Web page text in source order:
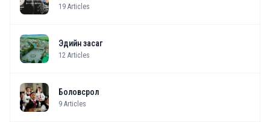
19 Articles
Эдийн засаг
12 Articles
Боловсрол
9 Articles